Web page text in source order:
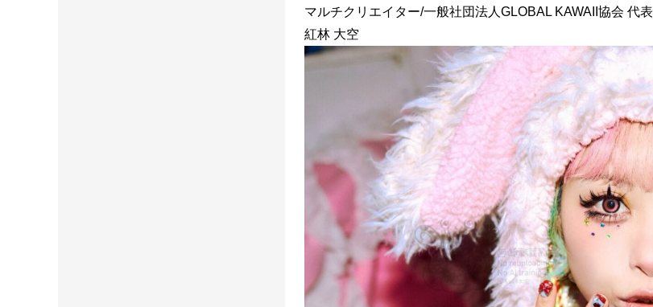
マルチクリエイター/一般社団法人GLOBAL KAWAII協会 代表
紅林 大空